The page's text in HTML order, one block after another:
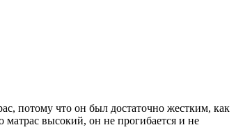
потому что он был достаточно жестким, как
высокий, он не прогибается и не